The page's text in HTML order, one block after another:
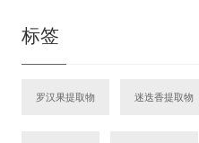
标签
罗汉果提取物 迷迭香提取物